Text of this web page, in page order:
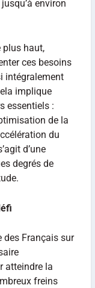
environ
plus haut,
ces besoins
intégralement
implique
essentiels :
de la
du
d’une
degrés de
des Français sur
atteindre la
freins